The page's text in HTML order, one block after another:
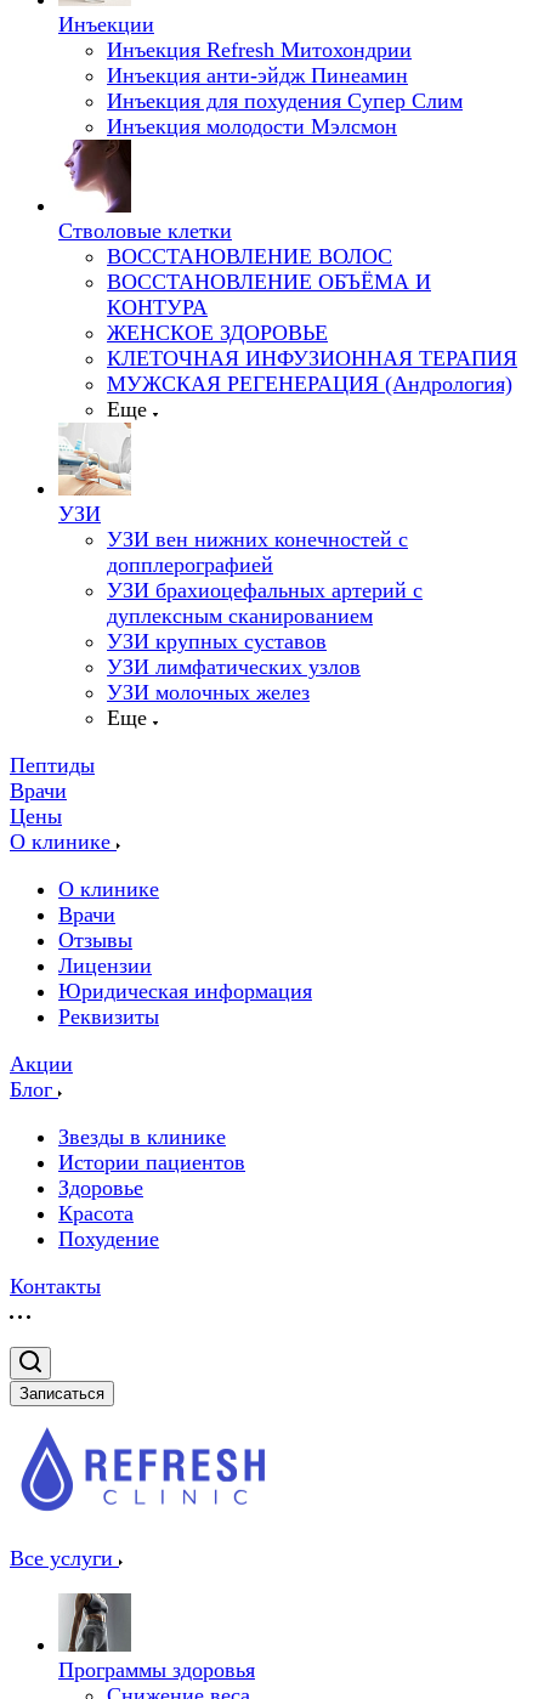
Инъекции
Инъекция Refresh Митохондрии
Инъекция анти-эйдж Пинеамин
Инъекция для похудения Супер Слим
Инъекция молодости Мэлсмон
Стволовые клетки
ВОССТАНОВЛЕНИЕ ВОЛОС
ВОССТАНОВЛЕНИЕ ОБЪЁМА И
КОНТУРА
ЖЕНСКОЕ ЗДОРОВЬЕ
КЛЕТОЧНАЯ ИНФУЗИОННАЯ ТЕРАПИЯ
МУЖСКАЯ РЕГЕНЕРАЦИЯ (Андрология)
Еще
УЗИ
УЗИ вен нижних конечностей с
допплерографией
УЗИ брахиоцефальных артерий с
дуплексным сканированием
УЗИ крупных суставов
УЗИ лимфатических узлов
УЗИ молочных желез
Еще
Пептиды
Врачи
Цены
О клинике
О клинике
Врачи
Отзывы
Лицензии
Юридическая информация
Реквизиты
Акции
Блог
Звезды в клинике
Истории пациентов
Здоровье
Красота
Похудение
Контакты
Записаться
Все услуги
Программы здоровья